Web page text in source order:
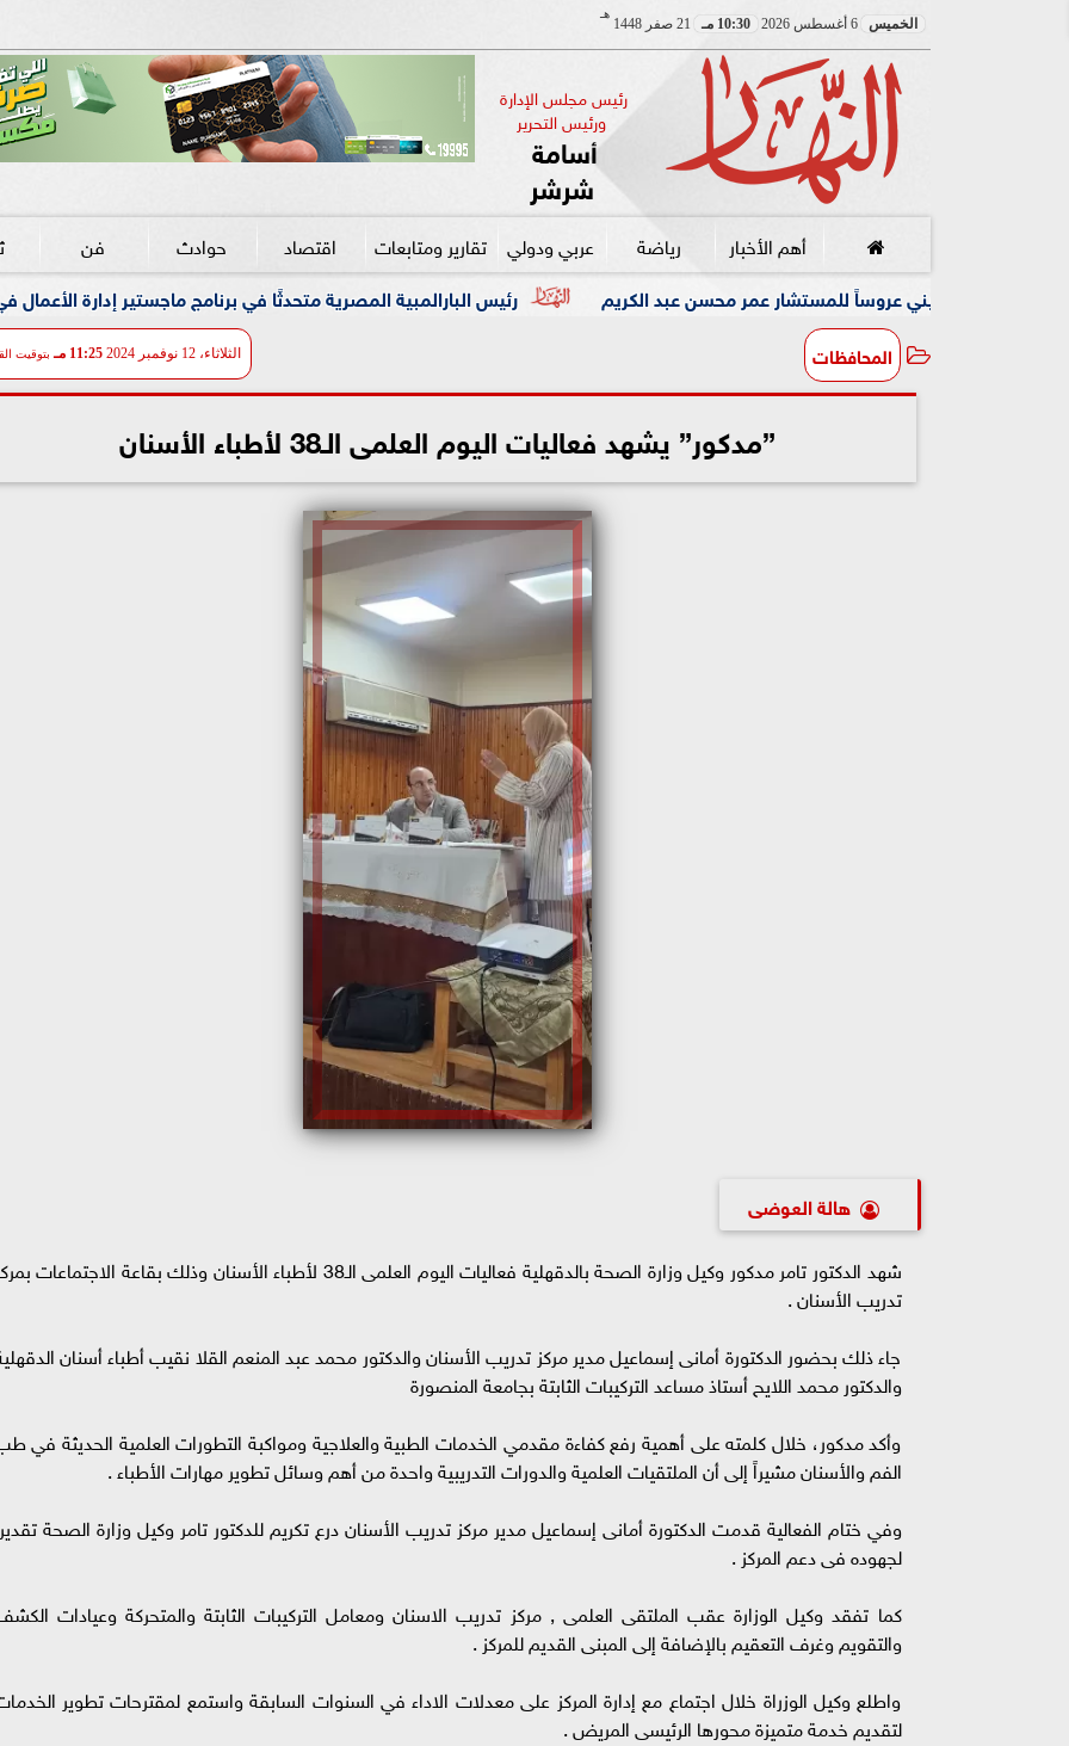
الخميس 6 أغسطس 2026 10:30 مـ 21 صفر 1448
هـ
رئيس مجلس الإدارة
ورئيس التحرير
أسامة
شرشر
أهم الأخبار رياضة عربي ودولي تقارير ومتابعات اقتصاد حوادث فن
رئيس البارالمبية المصرية متحدثًا في برنامج ماجستير إدارة الأعمال في إدارة الرياضة للمستشار عمر محسن عبد الكريم
المحافظات الثلاثاء، 12 نوفمبر 2024 11:25 مـ بتوقيت
”مدكور” يشهد فعاليات اليوم العلمى الـ38 لأطباء الأسنان
هالة العوضى
شهد الدكتور تامر مدكور وكيل وزارة الصحة بالدقهلية فعاليات اليوم العلمى الـ38 لأطباء الأسنان وذلك بقاعة الاجتماعات
تدريب الأسنان .
جاء ذلك بحضور الدكتورة أمانى إسماعيل مدير مركز تدريب الأسنان والدكتور محمد عبد المنعم القلا نقيب أطباء أسنان
والدكتور محمد اللايح أستاذ مساعد التركيبات الثابتة بجامعة المنصورة
وأكد مدكور، خلال كلمته على أهمية رفع كفاءة مقدمي الخدمات الطبية والعلاجية ومواكبة التطورات العلمية الحديثة في
الفم والأسنان مشيراً إلى أن الملتقيات العلمية والدورات التدريبية واحدة من أهم وسائل تطوير مهارات الأطباء .
وفي ختام الفعالية قدمت الدكتورة أمانى إسماعيل مدير مركز تدريب الأسنان درع تكريم للدكتور تامر وكيل وزارة الصحة
لجهوده فى دعم المركز .
كما تفقد وكيل الوزارة عقب الملتقى العلمى , مركز تدريب الاسنان ومعامل التركيبات الثابتة والمتحركة وعيادات
والتقويم وغرف التعقيم بالإضافة إلى المبنى القديم للمركز .
واطلع وكيل الوزراة خلال اجتماع مع إدارة المركز على معدلات الاداء في السنوات السابقة واستمع لمقترحات تطوير
لتقديم خدمة متميزة محورها الرئيسى المريض .